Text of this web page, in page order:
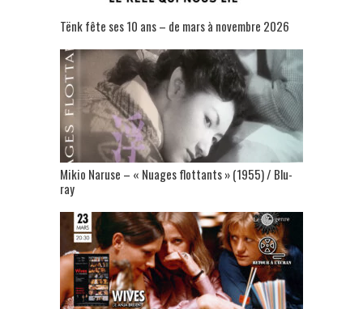
Tënk fête ses 10 ans – de mars à novembre 2026
Mikio Naruse – « Nuages flottants » (1955) / Blu-
ray